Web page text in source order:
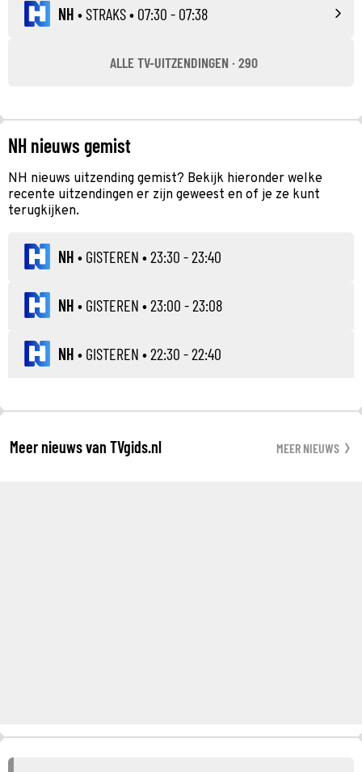
NH •STRAKS• 07:30 - 07:38
ALLE TV-UITZENDINGEN · 290
NH nieuws gemist
NH nieuws uitzending gemist? Bekijk hieronder welke
recente uitzendingen er zijn geweest en of je ze kunt
terugkijken.
NH • GISTEREN • 23:30 - 23:40
NH • GISTEREN • 23:00 - 23:08
NH • GISTEREN • 22:30 - 22:40
Meer nieuws van TVgids.nl MEER NIEUWS